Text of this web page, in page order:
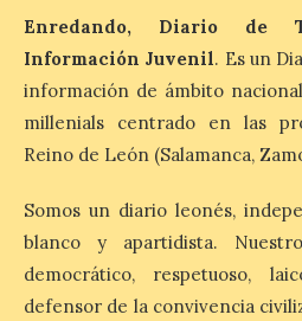
7 Ago 2026
León es la
económica (116€/
pero también una
más agotadas:
provincias con menos margen:
1% de los alojamientos siguen
esas […]
Enredando, Diario de
Información Juvenil. Es un
información de ámbito
millenials centrado en las
Reino de León (Salamanca,
Somos un diario leonés,
blanco y apartidista.
democrático, respetuoso,
defensor de la convivencia